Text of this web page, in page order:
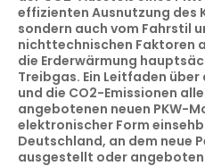
effizienten Ausnutzung des
sondern auch vom Fahrstil
nichttechnischen Faktoren
die Erderwärmung
Treibgas. Ein Leitfaden
und die CO2-Emissionen
angebotenen neuen PKW-
elektronischer Form
Deutschland, an dem neue
ausgestellt oder